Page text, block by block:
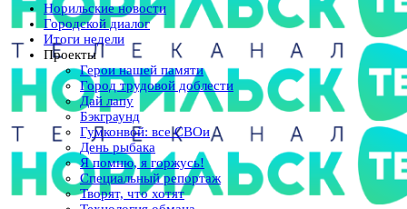
Норильские новости
Городской диалог
Итоги недели
Проекты
Герои нашей памяти
Город трудовой доблести
Дай лапу
Бэкграунд
Гумконвой: все СВОи
День рыбака
Я помню, я горжусь!
Специальный репортаж
Творят, что хотят